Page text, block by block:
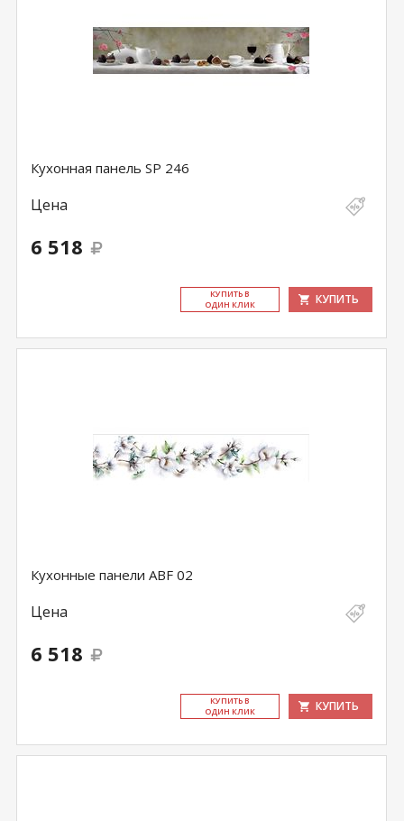
Кухонная панель SP 246
Цена
6 518
КУ­ПИТЬ В
ОДИН КЛИК
КУПИТЬ
Кухонные панели ABF 02
Цена
6 518
КУ­ПИТЬ В
ОДИН КЛИК
КУПИТЬ